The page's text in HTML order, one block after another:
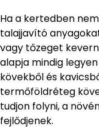
Ha a kertedben
talajjavító
vagy tőzeget
alapja mindig
kövekből és
termőföldréteg
tudjon folyni, a
fejlődjenek.